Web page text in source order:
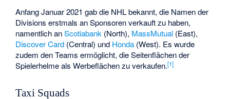
Anfang Januar 2021 gab die NHL bekannt, die Namen der
Divisions erstmals an Sponsoren verkauft zu haben,
namentlich anScotiabank (North), MassMutual (East),
Discover Card (Central) und Honda (West). Es wurde
zudem den Teams ermöglicht, die Seitenflächen der
Spielerhelme als Werbeflächen zu verkaufen.[1]
Taxi Squads